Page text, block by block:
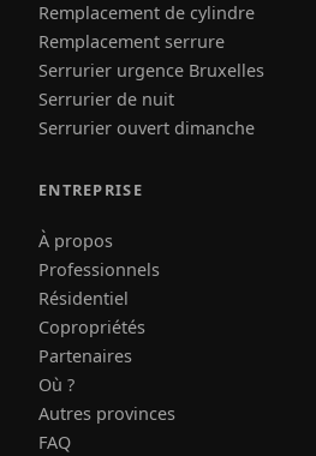
Remplacement de cylindre
Remplacement serrure
Serrurier urgence Bruxelles
Serrurier de nuit
Serrurier ouvert dimanche
ENTREPRISE
À propos
Professionnels
Résidentiel
Copropriétés
Partenaires
Où ?
Autres provinces
FAQ